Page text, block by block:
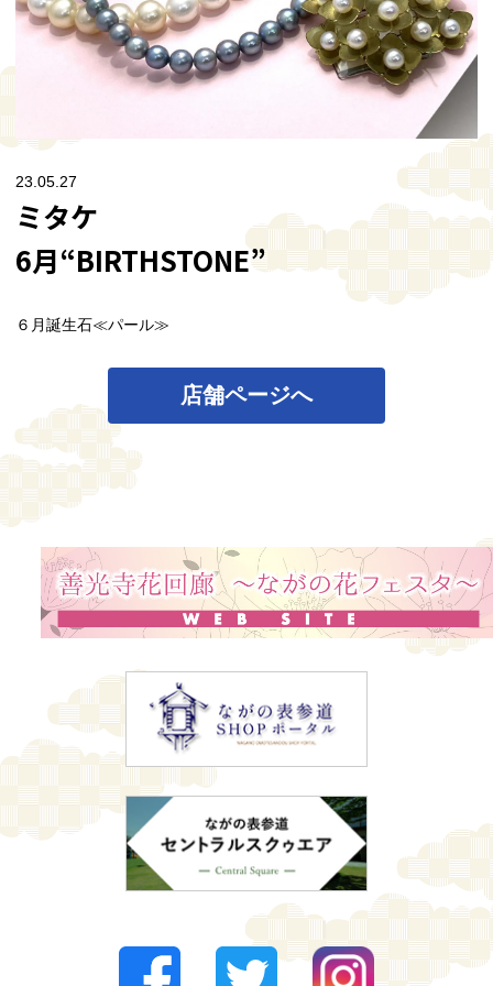
23.05.27
ミタケ
6月“BIRTHSTONE”
６月誕生石≪パール≫
店舗ページへ